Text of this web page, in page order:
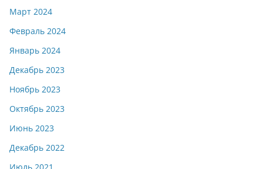
Март 2024
Февраль 2024
Январь 2024
Декабрь 2023
Ноябрь 2023
Октябрь 2023
Июнь 2023
Декабрь 2022